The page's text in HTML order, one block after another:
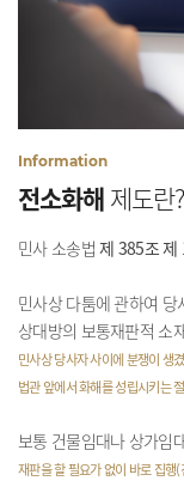
Information
전소화해제도란?
민사 소송법 제 385조 제
민사상 다툼에 관하여
상대방의 보통재판적 소
민사상 당사자 사이에 분쟁이 생
법관 앞에서 화해를 성립시키는
보통 건물임대나 상가임
재판을 할 필요가 없이 바로 집행